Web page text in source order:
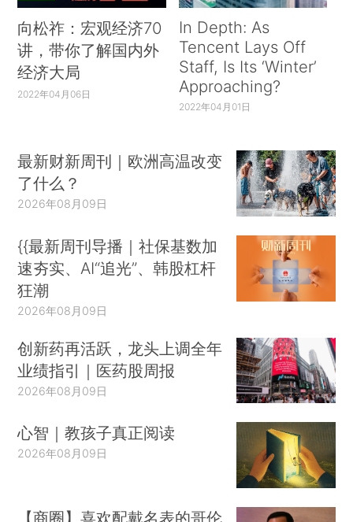
向松祚：宏观经济70
讲，带你了解国内外
经济大局
2022年04月06日
In Depth: As
Tencent Lays Off
Staff, Is Its ‘Winter’
Approaching?
2022年04月01日
最新财新周刊｜欧洲高温改变
了什么？
2026年08月09日
{{最新周刊导播｜社保基数加
速夯实、AI“追光”、韩股杠杆
狂潮
2026年08月09日
创新药再活跃，龙头上调全年
业绩指引｜医药股周报
2026年08月09日
心智｜教孩子真正阅读
2026年08月09日
【商圈】喜欢配戴名表的哥伦